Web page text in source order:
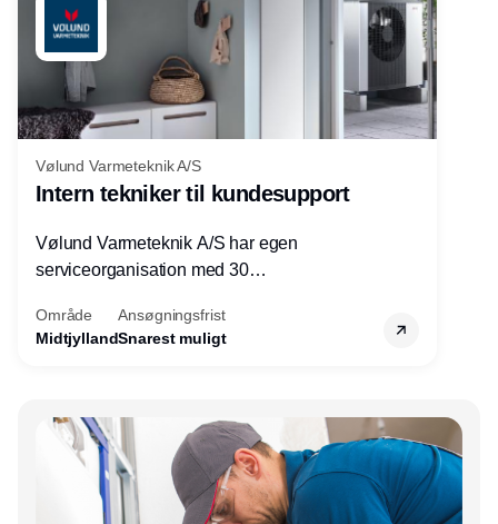
Vølund Varmeteknik A/S
Intern tekniker til kundesupport
Vølund Varmeteknik A/S har egen
serviceorganisation med 30
søger nu endnu en teknisk kollega - denne
gang til kundesupport på kontoret i Herning.
Område
Midtjylland
Ansøgningsfrist
Snarest muligt
Annonce